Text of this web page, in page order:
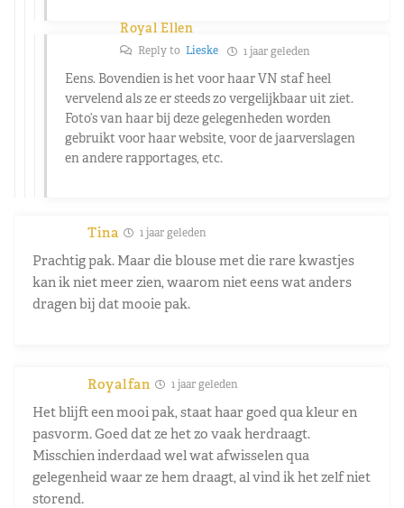
Royal Ellen
Reply to Lieske 1 jaar geleden
Eens. Bovendien is het voor haar VN staf heel
vervelend als ze er steeds zo vergelijkbaar uit ziet.
Foto’s van haar bij deze gelegenheden worden
gebruikt voor haar website, voor de jaarverslagen
en andere rapportages, etc.
Tina 1 jaar geleden
Prachtig pak. Maar die blouse met die rare kwastjes
kan ik niet meer zien, waarom niet eens wat anders
dragen bij dat mooie pak.
Royalfan 1 jaar geleden
Het blijft een mooi pak, staat haar goed qua kleur en
pasvorm. Goed dat ze het zo vaak herdraagt.
Misschien inderdaad wel wat afwisselen qua
gelegenheid waar ze hem draagt, al vind ik het zelf niet
storend.